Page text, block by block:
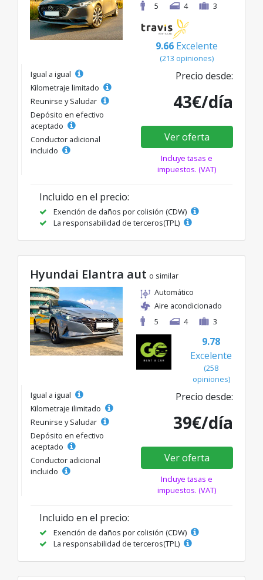
5
4 3
9.66 Excelente
(213 opiniones)
Igual a igual
Kilometraje limitado
Reunirse y Saludar
Depósito en efectivo
aceptado
Conductor adicional
incluido
Precio desde:
43€/día
Ver oferta
Incluye tasas e
impuestos. (VAT)
Incluido en el precio:
Exención de daños por colisión (CDW)
La responsabilidad de terceros(TPL)
Hyundai Elantra aut o similar
Automático
Aire acondicionado
5
4 3
9.78
Excelente
(258
opiniones)
Igual a igual
Kilometraje ilimitado
Reunirse y Saludar
Depósito en efectivo
aceptado
Conductor adicional
incluido
Precio desde:
39€/día
Ver oferta
Incluye tasas e
impuestos. (VAT)
Incluido en el precio:
Exención de daños por colisión (CDW)
La responsabilidad de terceros(TPL)